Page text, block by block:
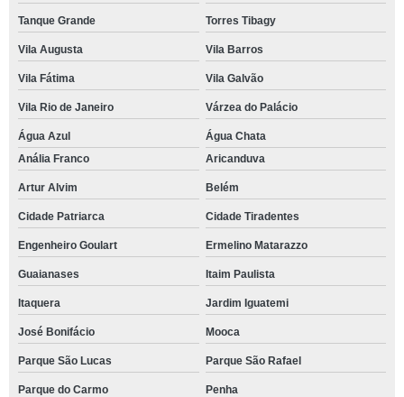
Tanque Grande Torres Tibagy
Vila Augusta Vila Barros
Vila Fátima Vila Galvão
Vila Rio de Janeiro Várzea do Palácio
Água Azul
Água Chata
Anália Franco
Aricanduva
Artur Alvim Belém
Cidade Patriarca Cidade Tiradentes
Engenheiro Goulart Ermelino Matarazzo
Guaianases Itaim Paulista
Itaquera Jardim Iguatemi
José Bonifácio Mooca
Parque São Lucas Parque São Rafael
Parque do Carmo Penha